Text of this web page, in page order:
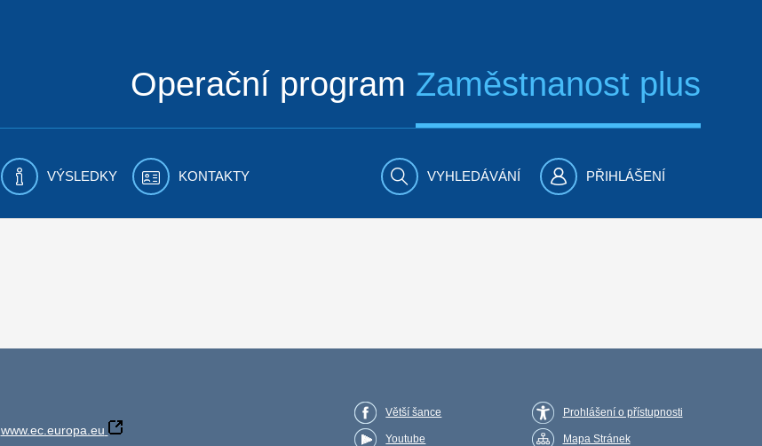
Operační program Zaměstnanost plus
VÝSLEDKY KONTAKTY VYHLEDÁVÁNÍ PŘIHLÁŠENÍ
www.ec.europa.eu
Větší šance
Youtube
Prohlášení o přístupnosti
Mapa Stránek